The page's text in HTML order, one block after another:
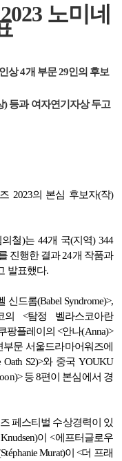
2023 노미네
상4개 부문 29인의 후보
)등과 여자연기자상 두고
2023의 본심 후보자(작)
철)는 44개 국(지역) 344
진행한 결과24개 작품과
발표했다.
신드롬(Babel Syndrome)>,
의 <탐정 벨라스코아란
팡플레이의<안나(Anna)>
부문 서울드라마어워즈에
Oath S2)>와 중국 YOUKU
등8편이 본심에서 경
페스티벌 수상경력이 있
이<에프터글로우
Murat)이<더 프래